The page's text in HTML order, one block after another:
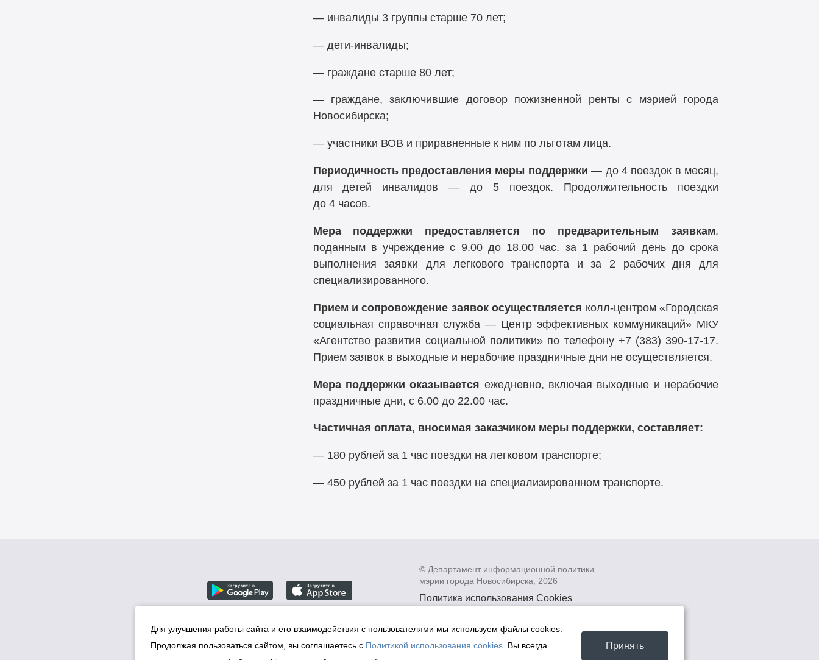
— инвалиды 3 группы старше 70 лет;
— дети-инвалиды;
— граждане старше 80 лет;
— граждане, заключившие договор пожизненной ренты с мэрией города
Новосибирска;
— участники ВОВ и приравненные к ним по льготам лица.
Периодичность предоставления меры поддержки — до 4 поездок в месяц,
для детей инвалидов — до 5 поездок. Продолжительность поездки
до 4 часов.
Мера поддержки предоставляется по предварительным заявкам,
поданным в учреждение с 9.00 до 18.00 час. за 1 рабочий день до срока
выполнения заявки для легкового транспорта и за 2 рабочих дня для
специализированного.
Прием и сопровождение заявок осуществляется колл-центром «Городская
социальная справочная служба — Центр эффективных коммуникаций» МКУ
«Агентство развития социальной политики» по телефону +7 (383) 390-17-17.
Прием заявок в выходные и нерабочие праздничные дни не осуществляется.
Мера поддержки оказывается ежедневно, включая выходные и нерабочие
праздничные дни, с 6.00 до 22.00 час.
Частичная оплата, вносимая заказчиком меры поддержки, составляет:
— 180 рублей за 1 час поездки на легковом транспорте;
— 450 рублей за 1 час поездки на специализированном транспорте.
© Департамент информационной политики
мэрии города Новосибирска, 2026
Политика использования Cookies
данных в информационных системах
мэрии города Новосибирска
Для улучшения работы сайта и его взаимодействия с пользователями мы используем файлы cookies.
Продолжая пользоваться сайтом, вы соглашаетесь с Политикой использования cookies . Вы всегда
Принять